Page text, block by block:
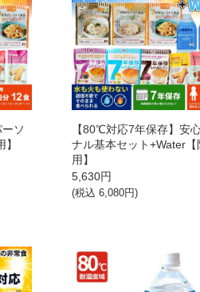
ソ
【80℃対応7年保存】安
ナル基本セット+Water【
用】
5,630円
(税込6,080円)